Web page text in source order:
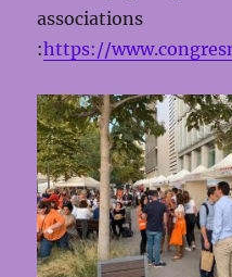
associations
:https://